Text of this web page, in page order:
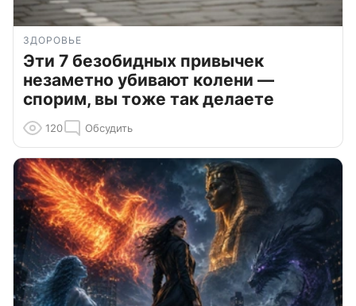
ЗДОРОВЬЕ
Эти 7 безобидных привычек
незаметно убивают колени —
спорим, вы тоже так делаете
120 Обсудить